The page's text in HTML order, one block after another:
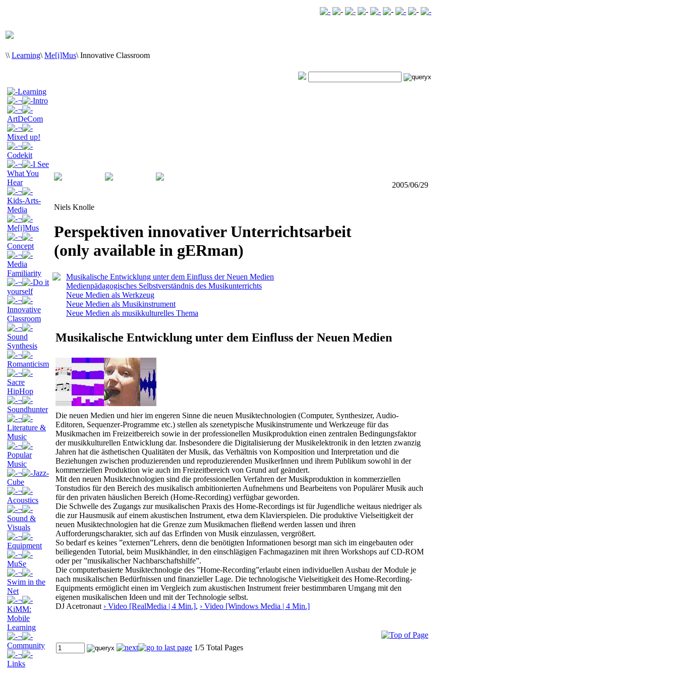
\\ Learning\ Me[i]Mus\ Innovative Classroom
Learning
¬
Intro
¬
ArtDeCom
¬
Mixed up!
¬
Codekit
¬
I See
What You
Hear
¬
Kids-Arts-
Media
¬
Me[i]Mus
¬
Concept
¬
Media
Familiarity
¬
Do it
yourself
¬
Innovative
Classroom
¬
Sound
Synthesis
¬
Romanticism
¬
Sacre
HipHop
¬
Soundhunter
¬
Literature &
Music
¬
Popular
Music
¬
Jazz-
Cube
¬
Acoustics
¬
Sound &
Visuals
¬
Equipment
¬
MuSe
¬
Swim in the
Net
¬
KiMM:
Mobile
Learning
¬
Community
¬
Links
2005/06/29
Niels Knolle
Perspektiven innovativer Unterrichtsarbeit
(only available in gERman)
Musikalische Entwicklung unter dem Einfluss der Neuen Medien
Medienpädagogisches Selbstverständnis des Musikunterrichts
Neue Medien als Werkzeug
Neue Medien als Musikinstrument
Neue Medien als musikkulturelles Thema
Musikalische Entwicklung unter dem Einfluss der Neuen Medien
Die neuen Medien und hier im engeren Sinne die neuen Musiktechnologien (Computer, Synthesizer, Audio-
Editoren, Sequenzer-Programme etc.) stellen als szenetypische Musikinstrumente und Werkzeuge für das
Musikmachen im Freizeitbereich sowie in der professionellen Musikproduktion einen zentralen Bedingungsfaktor
der musikkulturellen Entwicklung dar. Insbesondere die Digitalisierung der Musikelektronik in den letzten zwanzig
Jahren hat die ästhetischen Qualitäten der Musik, das Verhältnis von Komposition und Interpretation und die
Beziehungen zwischen produzierenden und reproduzierenden MusikerInnen und ihrem Publikum sowohl in der
kommerziellen Produktion wie auch im Freizeitbereich von Grund auf geändert.
Mit den neuen Musiktechnologien sind die professionellen Verfahren der Musikproduktion in kommerziellen
Tonstudios für den Bereich des musikalisch ambitionierten Aufnehmens und Bearbeitens von Populärer Musik auch
für den privaten häuslichen Bereich (Home-Recording) verfügbar geworden.
Die Schwelle des Zugangs zur musikalischen Praxis des Home-Recordings ist für Jugendliche weitaus niedriger als
die zur Hausmusik auf einem akustischen Instrument, etwa dem Klavierspielen. Die produktive Vielseitigkeit der
neuen Musiktechnologien hat die Grenze zum Musikmachen fließend werden lassen und ihren
Aufforderungscharakter, sich auf das Erfinden von Musik einzulassen, vergrößert.
So bedarf es keines ”externen”Lehrers, denn die benötigten Informationen besorgt man sich im eingebauten oder
beiliegenden Tutorial, beim Musikhändler, in den einschlägigen Fachmagazinen mit ihren Workshops auf CD-ROM
oder per ”musikalischer Nachbarschaftshilfe”.
Die computerbasierte Musiktechnologie des ”Home-Recording”erlaubt einen individuellen Ausbau der Module je
nach musikalischen Bedürfnissen und finanzieller Lage. Die technologische Vielseitigkeit des Home-Recording-
Equipments ermöglicht einen im Vergleich zum akustischen Instrument freier bestimmbaren Umgang mit den
eigenen musikalischen Ideen und mit der Technologie selbst.
DJ Acetronaut › Video [RealMedia | 4 Min.], › Video [Windows Media | 4 Min.]
1/5 Total Pages